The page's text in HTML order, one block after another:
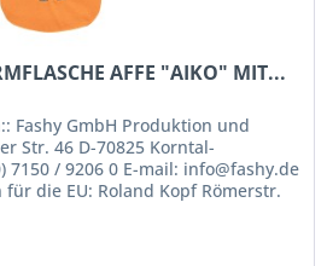
AFFE "AIKO" MIT...
Fashy GmbH Produktion und
Str. 46 D-70825 Korntal-
7150 / 9206 0 E-mail: info@fashy.de
die EU: Roland Kopf Römerstr.